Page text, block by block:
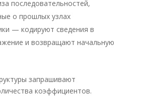
последовательностей,
о прошлых узлах
— кодируют сведения в
и возвращают начальную
запрашивают
коэффициентов.